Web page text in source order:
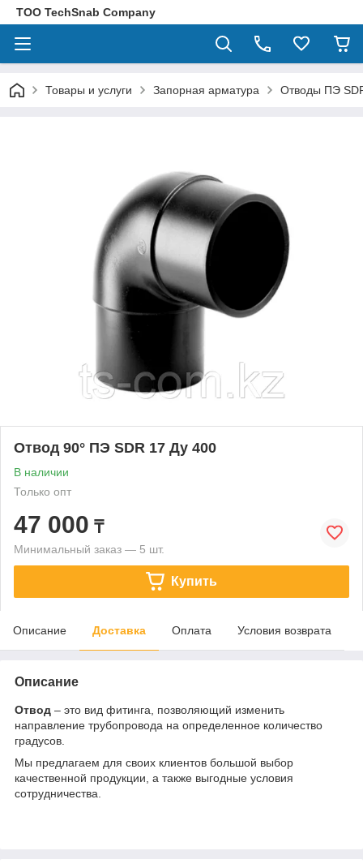
ТОО TechSnab Company
Товары и услуги Запорная арматура Отводы ПЭ
Отвод 90° ПЭ SDR 17 Ду 400
В наличии
Только опт
47 000 ₸
Минимальный заказ — 5 шт.
Купить
Описание Доставка Оплата Условия возврата
Описание
Отвод – это вид фитинга, позволяющий изменить
направление трубопровода на определенное количество
градусов.
Мы предлагаем для своих клиентов большой выбор
качественной продукции, а также выгодные условия
сотрудничества.